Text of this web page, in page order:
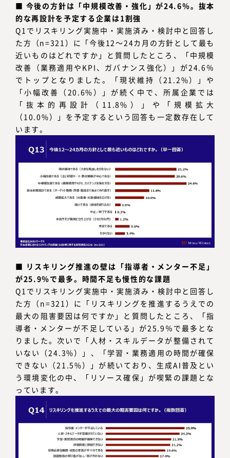
■ 今後の方針は「中規模改善・強化」が24.6％。抜本
的な再設計を予定する企業は1割強
Q1でリスキリング実施中・実施済み・検討中と回答し
た方（n=321）に「今後12～24カ月の方針として最も
近いものはどれですか」と質問したところ、「中規模
改善（業務適用やKPI、ガバナンス強化）」が24.6％
でトップとなりました。「現状維持（21.2%）」や
「小幅改善（20.6%）」が続く中で、所属企業では
「抜本的再設計（11.8%）」や「規模拡大
（10.0%）」を予定するという回答も一定数存在して
います。
■ リスキリング推進の壁は「指導者・メンター不足」
が25.9％で最多。時間不足も慢性的な課題
Q1でリスキリング実施中・実施済み・検討中と回答し
た方（n=321）に「リスキリングを推進するうえでの
最大の阻害要因は何ですか」と質問したところ、「指
導者・メンターが不足している」が25.9％で最多とな
りました。次いで「人材・スキルデータが整備されて
いない（24.3%）」、「学習・業務適用の時間が確保
できない（21.5%）」が続いており、生成AI普及とい
う環境変化の中、「リソース確保」が喫緊の課題とな
っています。